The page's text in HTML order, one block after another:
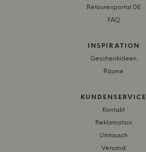
Retourenportal DE
FAQ
INSPIRATION
Geschenkideen
Räume
KUNDENSERVICE
Kontakt
Reklamation
Umtausch
Versand